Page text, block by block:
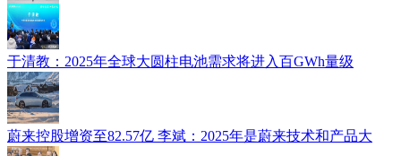
于清教：2025年全球大圆柱电池需求将进入百GWh量级
蔚来控股增资至82.57亿 李斌：2025年是蔚来技术和产品大